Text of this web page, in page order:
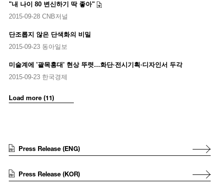
"내 나이 80 변신하기 딱 좋아"
2015-09-28 CNB저널
단조롭지 않은 단색화의 비밀
2015-09-23 동아일보
미술계에 '괄목홍대' 현상 뚜렷…화단·전시기획·디자인서 두각
2015-09-23 한국경제
Load more (11)
Press Release (ENG)
Press Release (KOR)